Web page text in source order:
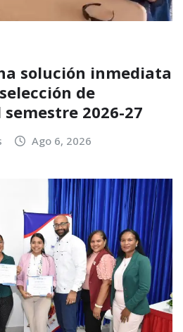
solución inmediata
de
2026-27
Ago 6, 2026